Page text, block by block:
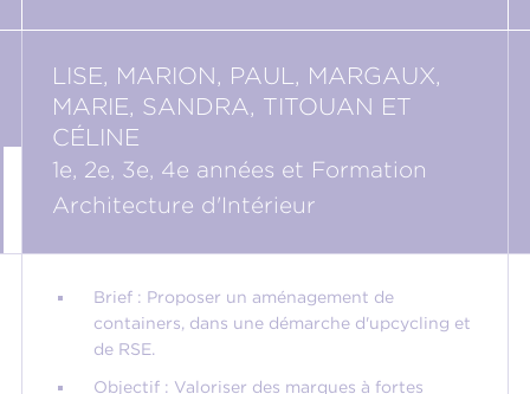
LISE, MARION, PAUL, MARGAUX,
MARIE, SANDRA, TITOUAN ET
CÉLINE
1e, 2e, 3e, 4e années et Formation
Architecture d'Intérieur
Brief : Proposer un aménagement de
containers, dans une démarche d'upcycling et
de RSE.
Objectif : Valoriser des marques à fortes